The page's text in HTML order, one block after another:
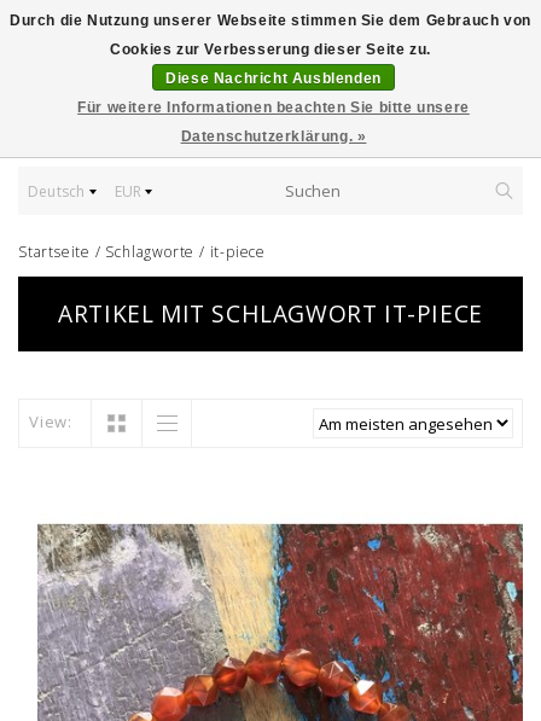
Deutsch EUR
Startseite / Schlagworte / it-piece
ARTIKEL MIT SCHLAGWORT IT-PIECE
View:
Durch die Nutzung unserer Webseite stimmen Sie dem Gebrauch von
Cookies zur Verbesserung dieser Seite zu.
Diese Nachricht Ausblenden
Für weitere Informationen beachten Sie bitte unsere
Datenschutzerklärung. »